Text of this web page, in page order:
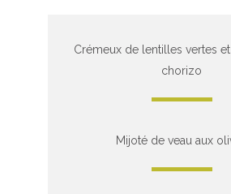
Crémeux de lentilles vertes
chorizo
Mijoté de veau aux